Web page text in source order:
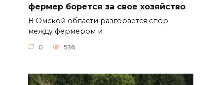
фермер борется за свое хозяйство
В Омской области разгорается спор
между фермером и
0 536